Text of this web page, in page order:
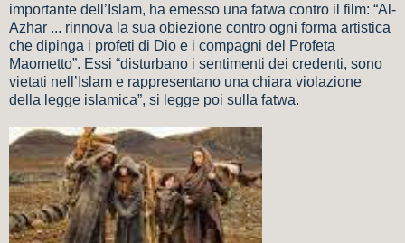
importante dell’Islam, ha emesso una fatwa contro il film: “Al-
Azhar ... rinnova la sua obiezione contro ogni forma artistica
che dipinga i profeti di Dio e i compagni del Profeta
Maometto”. Essi “disturbano i sentimenti dei credenti, sono
vietati nell’Islam e rappresentano una chiara violazione
della legge islamica”, si legge poi sulla fatwa.